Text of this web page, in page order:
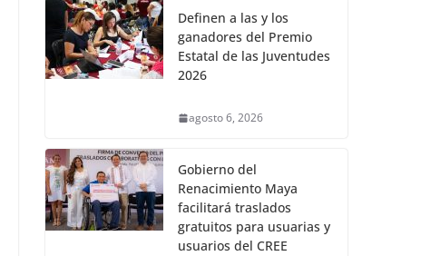
Definen a las y los
ganadores del Premio
Estatal de las Juventudes
2026
agosto 6, 2026
Gobierno del
Renacimiento Maya
facilitará traslados
gratuitos para usuarias y
usuarios del CREE